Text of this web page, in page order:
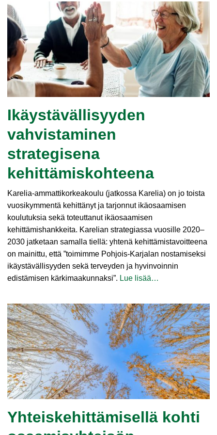
Ikäystävällisyyden
vahvistaminen
strategisena
kehittämiskohteena
Karelia-ammattikorkeakoulu (jatkossa Karelia) on jo toista
vuosikymmentä kehittänyt ja tarjonnut ikäosaamisen
koulutuksia sekä toteuttanut ikäosaamisen
kehittämishankkeita. Karelian strategiassa vuosille 2020–
2030 jatketaan samalla tiellä: yhtenä kehittämistavoitteena
on mainittu, että ”toimimme Pohjois-Karjalan nostamiseksi
ikäystävällisyyden sekä terveyden ja hyvinvoinnin
edistämisen kärkimaakunnaksi”. Lue lisää…
Yhteiskehittämisellä kohti